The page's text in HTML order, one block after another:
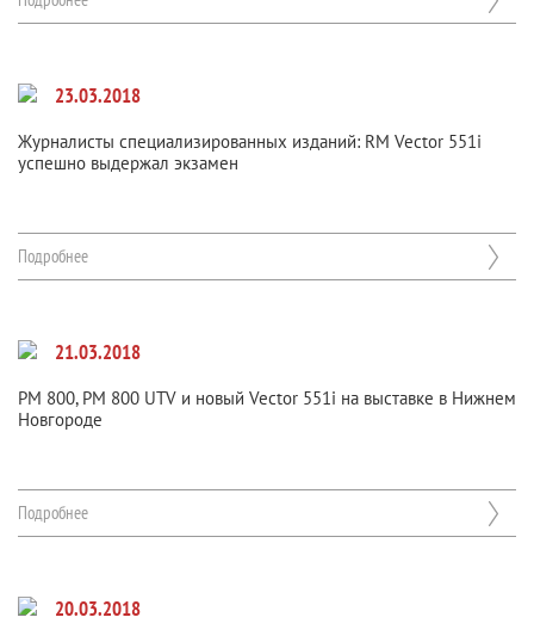
23.03.2018
Журналисты специализированных изданий: RM Vector 551i
успешно выдержал экзамен
Подробнее
21.03.2018
РМ 800, РМ 800 UTV и новый Vector 551i на выставке в Нижнем
Новгороде
Подробнее
20.03.2018